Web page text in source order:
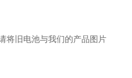
将旧电池与我们的产品图片